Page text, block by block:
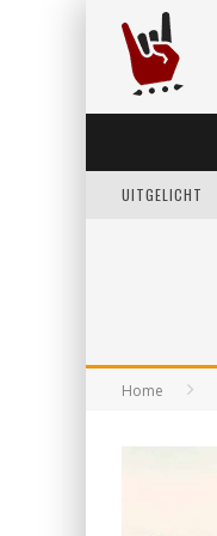
UITGELICHT
Home